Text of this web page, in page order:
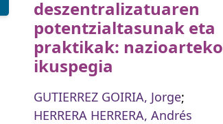
deszentralizatuaren
potentzialtasunak eta
praktikak: nazioarteko
ikuspegia
GUTIERREZ GOIRIA, Jorge;
HERRERA HERRERA, Andrés